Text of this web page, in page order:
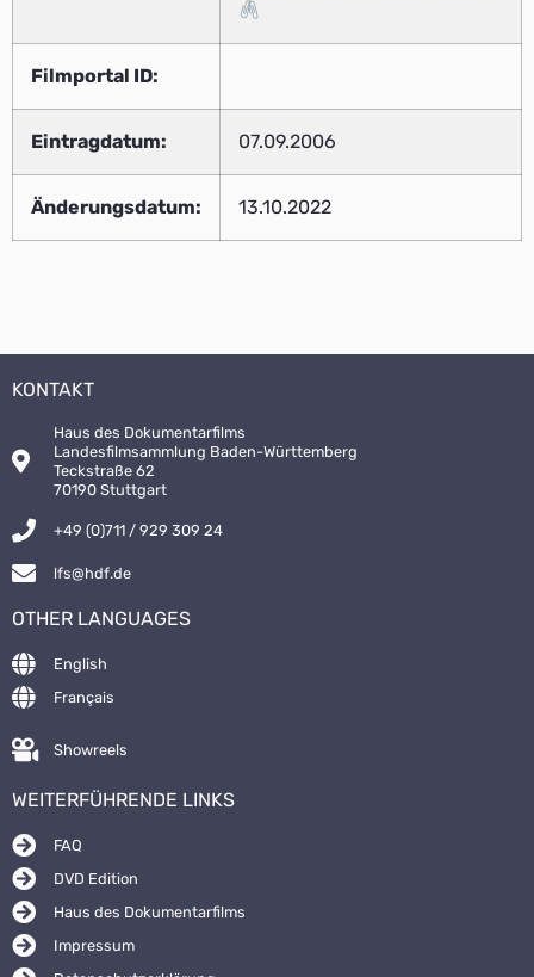
Filmportal ID:
Eintragdatum: 07.09.2006
Änderungsdatum: 13.10.2022
KONTAKT
Haus des Dokumentarfilms
Landesfilmsammlung Baden-Württemberg
Teckstraße 62
70190 Stuttgart
+49 (0)711 / 929 309 24
lfs@hdf.de
OTHER LANGUAGES
English
Français
Showreels
WEITERFÜHRENDE LINKS
FAQ
DVD Edition
Haus des Dokumentarfilms
Impressum